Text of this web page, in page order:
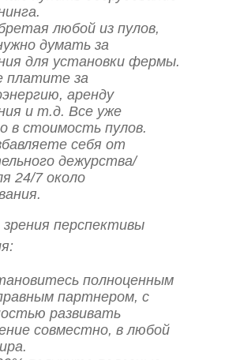
любой из пулов,
думать за
для установки фермы.
платите за
аренду
и т.д. Все уже
в стоимость пулов.
себя от
дежурства/
24/7 около
перспективы
полноценным
партнером, с
развивать
совместно, в любой